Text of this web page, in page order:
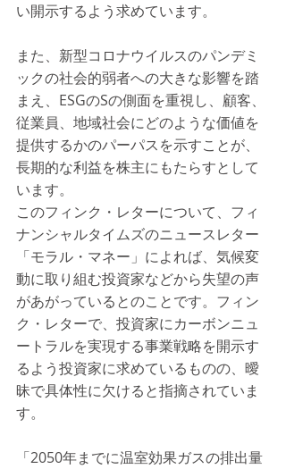
い開示するよう求めています。
また、新型コロナウイルスのパンデミ
ックの社会的弱者への大きな影響を踏
まえ、ESGのSの側面を重視し、顧客、
従業員、地域社会にどのような価値を
提供するかのパーパスを示すことが、
長期的な利益を株主にもたらすとして
います。
このフィンク・レターについて、フィ
ナンシャルタイムズのニュースレター
「モラル・マネー」によれば、気候変
動に取り組む投資家などから失望の声
があがっているとのことです。フィン
ク・レターで、投資家にカーボンニュ
ートラルを実現する事業戦略を開示す
るよう投資家に求めているものの、曖
昧で具体性に欠けると指摘されていま
す。
「2050年までに温室効果ガスの排出量